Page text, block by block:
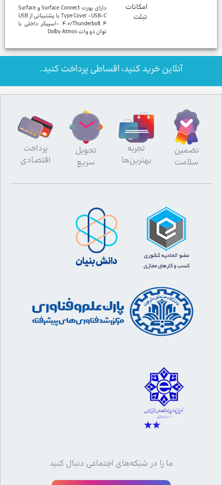
امکانات
تبلت
دارای پورت Surface Connect و Surface
Type Cover -USB-C با پشتیبانی از USB
۴.۰/Thunderbolt ۴ -اسپیکر داخلی با
توان دو وات Dolby Atmos
آنلاین خرید کنید، اقساطی پرداخت کنید.
تضمین
سلامت
تجربه
بهترین‌ها
تحویل
سریع
پرداخت
اقتصادی
ما را در شبکه‌های اجتماعی دنبال کنید